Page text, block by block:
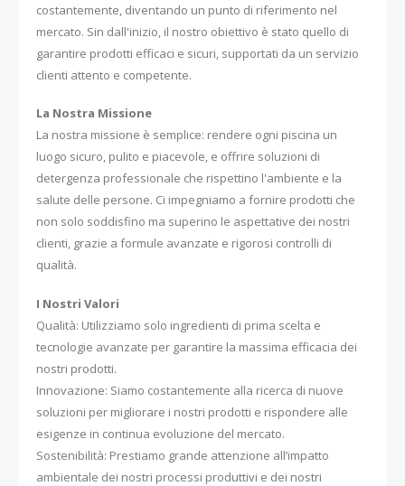
costantemente, diventando un punto di riferimento nel
mercato. Sin dall'inizio, il nostro obiettivo è stato quello di
garantire prodotti efficaci e sicuri, supportati da un servizio
clienti attento e competente.
La Nostra Missione
La nostra missione è semplice: rendere ogni piscina un
luogo sicuro, pulito e piacevole, e offrire soluzioni di
detergenza professionale che rispettino l'ambiente e la
salute delle persone. Ci impegniamo a fornire prodotti che
non solo soddisfino ma superino le aspettative dei nostri
clienti, grazie a formule avanzate e rigorosi controlli di
qualità.
I Nostri Valori
Qualità: Utilizziamo solo ingredienti di prima scelta e
tecnologie avanzate per garantire la massima efficacia dei
nostri prodotti.
Innovazione: Siamo costantemente alla ricerca di nuove
soluzioni per migliorare i nostri prodotti e rispondere alle
esigenze in continua evoluzione del mercato.
Sostenibilità: Prestiamo grande attenzione all’impatto
ambientale dei nostri processi produttivi e dei nostri